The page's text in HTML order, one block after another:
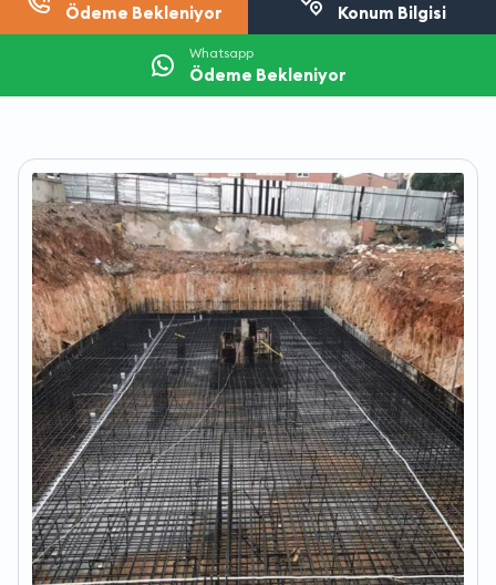
Ödeme Bekleniyor Konum Bilgisi
Whatsapp
Ödeme Bekleniyor